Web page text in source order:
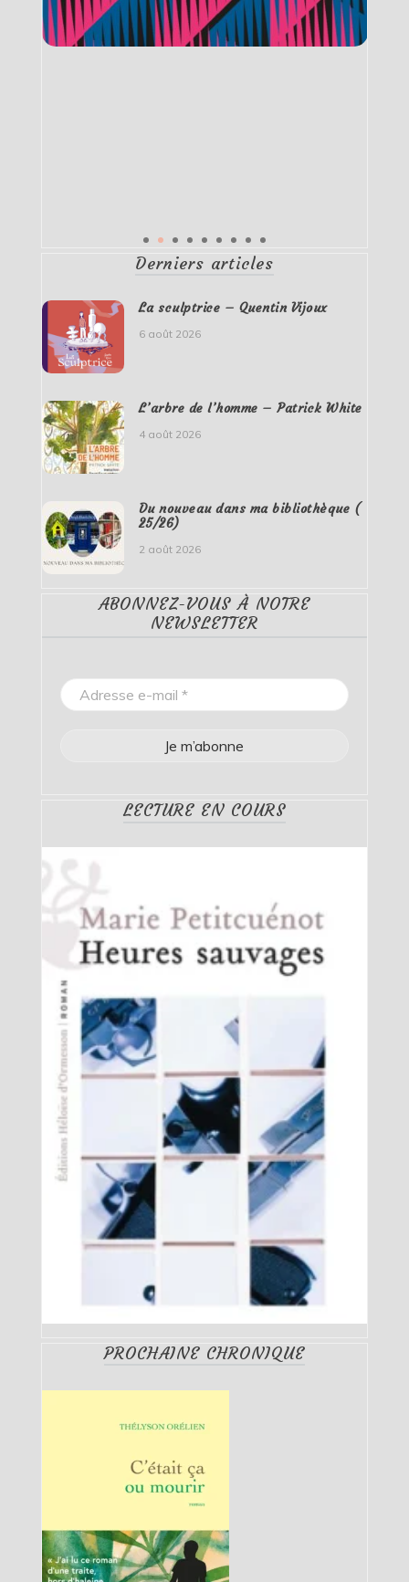
Derniers articles
La sculptrice – Quentin Vijoux
6 août 2026
L’arbre de l’homme – Patrick White
4 août 2026
Du nouveau dans ma bibliothèque (
25/26)
2 août 2026
ABONNEZ-VOUS À NOTRE
NEWSLETTER
LECTURE EN COURS
PROCHAINE CHRONIQUE